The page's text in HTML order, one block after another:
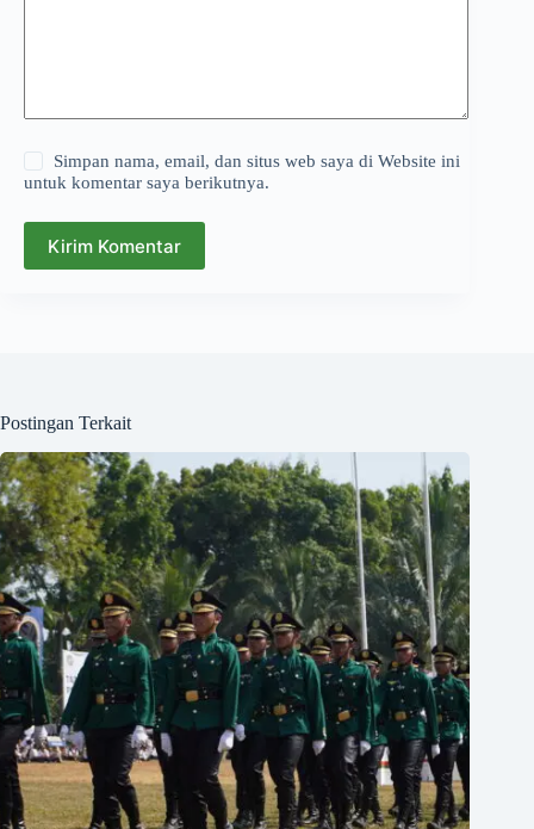
Simpan nama, email, dan situs web saya di Website ini
untuk komentar saya berikutnya.
Kirim Komentar
Postingan Terkait